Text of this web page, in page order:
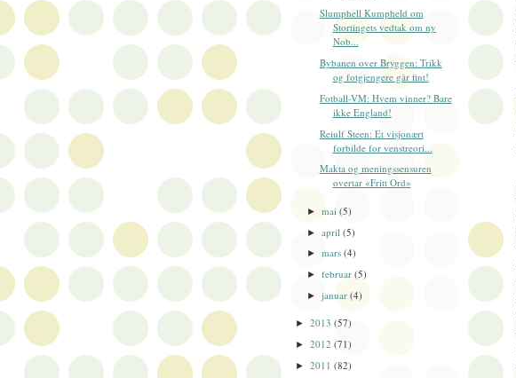
Slumphell Kumpheld om
Stortingets vedtak om ny
Nob...
Bybanen over Bryggen: Trikk
og fotgjengere går fint!
Fotball-VM: Hvem vinner? Bare
ikke England!
Reiulf Steen: Et visjonært
forbilde for venstreori...
Makta og meningssensuren
overtar «Fritt Ord»
►mai(5)
►april(5)
►mars(4)
►februar(5)
►januar(4)
► 2013 (57)
► 2012 (71)
► 2011 (82)